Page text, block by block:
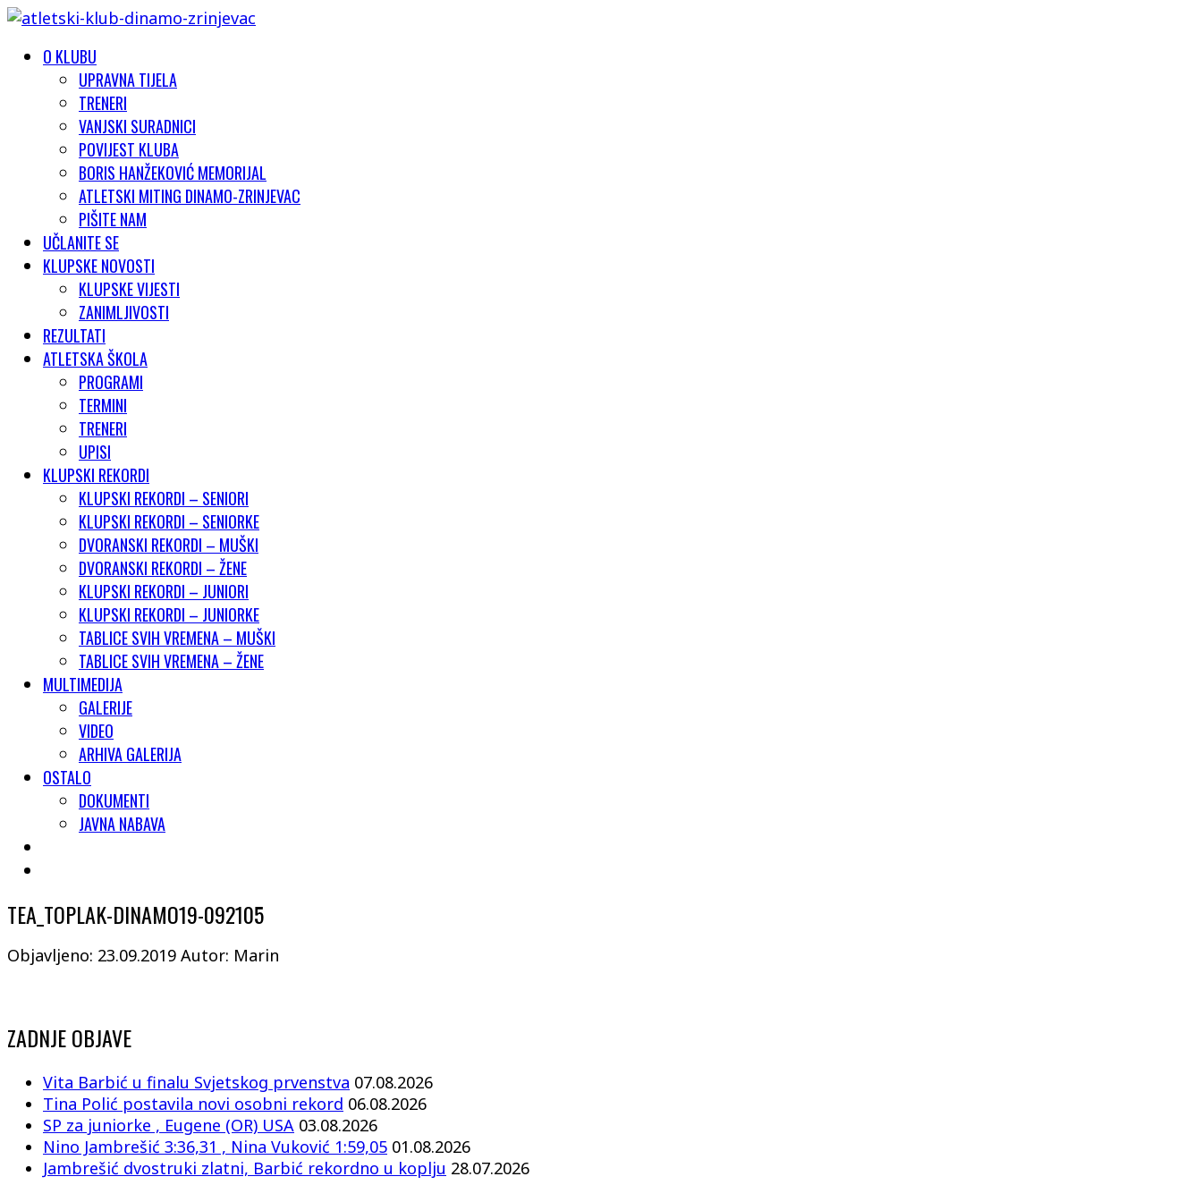
O KLUBU
UPRAVNA TIJELA
TRENERI
VANJSKI SURADNICI
POVIJEST KLUBA
BORIS HANŽEKOVIĆ MEMORIJAL
ATLETSKI MITING DINAMO-ZRINJEVAC
PIŠITE NAM
UČLANITE SE
KLUPSKE NOVOSTI
KLUPSKE VIJESTI
ZANIMLJIVOSTI
REZULTATI
ATLETSKA ŠKOLA
PROGRAMI
TERMINI
TRENERI
UPISI
KLUPSKI REKORDI
KLUPSKI REKORDI – SENIORI
KLUPSKI REKORDI – SENIORKE
DVORANSKI REKORDI – MUŠKI
DVORANSKI REKORDI – ŽENE
KLUPSKI REKORDI – JUNIORI
KLUPSKI REKORDI – JUNIORKE
TABLICE SVIH VREMENA – MUŠKI
TABLICE SVIH VREMENA – ŽENE
MULTIMEDIJA
GALERIJE
VIDEO
ARHIVA GALERIJA
OSTALO
DOKUMENTI
JAVNA NABAVA
TEA_TOPLAK-DINAMO19-092105
Objavljeno: 23.09.2019 Autor: Marin
ZADNJE OBJAVE
Vita Barbić u finalu Svjetskog prvenstva 07.08.2026
Tina Polić postavila novi osobni rekord 06.08.2026
SP za juniorke , Eugene (OR) USA 03.08.2026
Nino Jambrešić 3:36,31 , Nina Vuković 1:59,05 01.08.2026
Jambrešić dvostruki zlatni, Barbić rekordno u koplju 28.07.2026